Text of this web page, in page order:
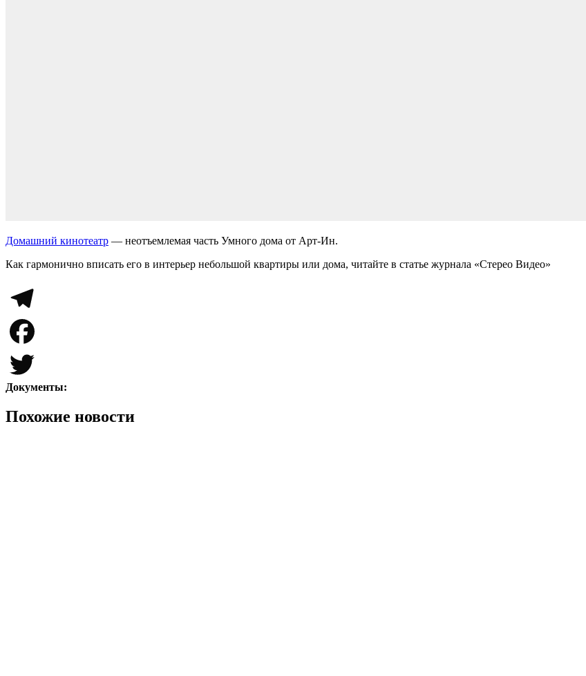
Домашний кинотеатр — неотъемлемая часть Умного дома от Арт-Ин.
Как гармонично вписать его в интерьер небольшой квартиры или дома, читайте в статье журнала «Стерео Видео»
Telegram
Facebook
Документы:
Похожие новости